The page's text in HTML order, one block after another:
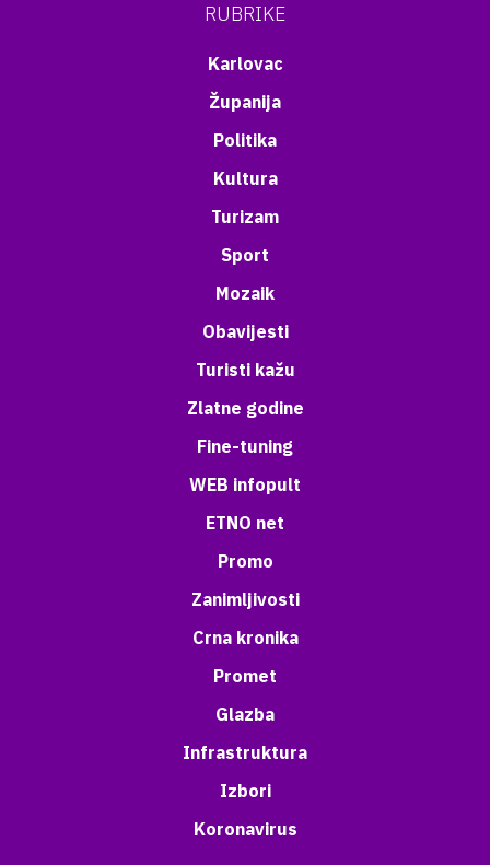
RUBRIKE
Karlovac
Županija
Politika
Kultura
Turizam
Sport
Mozaik
Obavijesti
Turisti kažu
Zlatne godine
Fine-tuning
WEB infopult
ETNO net
Promo
Zanimljivosti
Crna kronika
Promet
Glazba
Infrastruktura
Izbori
Koronavirus